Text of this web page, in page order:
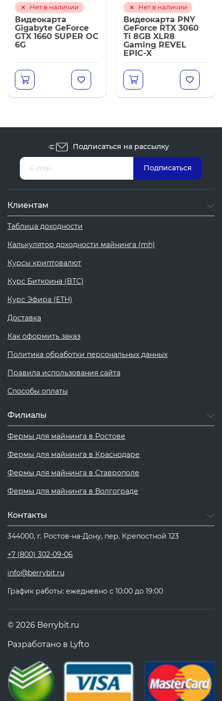
Нет в наличии
Видеокарта
Gigabyte GeForce
GTX 1660 SUPER OC
6G
Нет в наличии
Видеокарта PNY
GeForce RTX 3060
Ti 8GB XLR8
Gaming REVEL
EPIC-X
Подписаться на рассылку
Клиентам
Таблица доходности
Калькулятор доходности майнинга (mh)
Курсы криптовалют
Курс Биткоина (BTC)
Курс Эфира (ETH)
Доставка
Как оформить заказ
Политика обработки персональных данных
Правила использования сайта
Способы оплаты
Филиалы
Фермы для майнинга в Ростове
Фермы для майнинга в Краснодаре
Фермы для майнинга в Ставрополе
Фермы для майнинга в Волгограде
Контакты
344000, г. Ростов-на-Дону, пер. Крепостной 123
+7 (800) 302-09-06
info@berrybit.ru
График работы: ежедневно с 10:00 до 19:00
© 2026 Berrybit.ru
Разработано в Lyfto